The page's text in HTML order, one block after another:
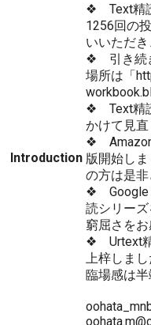
Introduction
❖ Text精
1256回の
いいただき
❖ 引き続
場所は「
❖ Text精
かけて見直
❖ Amazon
版開始し
の方は是非
❖ Google
読シリー
窮屈さをお
❖ Urtext精
上梓しま
臨場感は半